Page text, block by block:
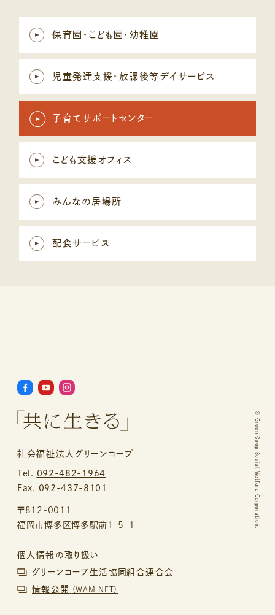
保育園・こども園・幼稚園
児童発達支援・放課後等デイサービス
子育てサポートセンター
こども支援オフィス
みんなの居場所
配食サービス
社会福祉法人グリーンコープ
Tel.
092-482-1964
Fax. 092-437-8101
〒812-0011
福岡市博多区博多駅前1-5-1
©
Green Coop Social Welfare Corporation.
個人情報の取り扱い
グリーンコープ生活協同組合連合会
情報公開
（WAM NET）